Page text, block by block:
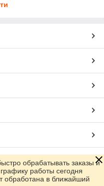
Prom.uaобрабатывать заказы и
работы сегодня
обработана в ближайший